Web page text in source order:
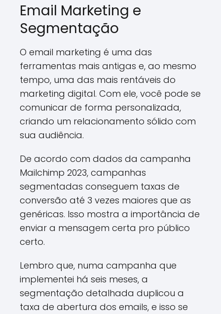
Email Marketing e
Segmentação
O email marketing é uma das
ferramentas mais antigas e, ao mesmo
tempo, uma das mais rentáveis do
marketing digital. Com ele, você pode se
comunicar de forma personalizada,
criando um relacionamento sólido com
sua audiência.
De acordo com dados da campanha
Mailchimp 2023, campanhas
segmentadas conseguem taxas de
conversão até 3 vezes maiores que as
genéricas. Isso mostra a importância de
enviar a mensagem certa pro público
certo.
Lembro que, numa campanha que
implementei há seis meses, a
segmentação detalhada duplicou a
taxa de abertura dos emails, e isso se